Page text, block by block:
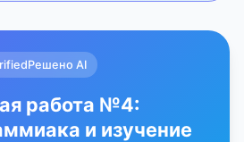
Решено AI
работа №4:
и изучение